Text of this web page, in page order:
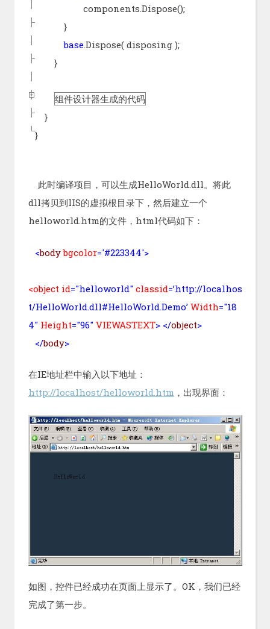
components.Dispose();
}
base.Dispose( disposing );
}
组件设计器生成的代码
}
}
此时编译项目，可以生成HelloWorld.dll。将此
dll拷贝到IIS的虚拟根目录下，然后建立一个
helloworld.htm的文件，html代码如下：
<bodybgcolor='#223344'>
<object id="helloworld"classid=’http://localhos
t/HelloWorld.dll#HelloWorld.Demo’ Width="18
4"Height="96"VIEWASTEXT> </object>
</body>
在IE地址栏中输入以下地址：
http://localhost/helloworld.htm ，出现界面：
如图，控件已经成功在页面上显示了。OK，我们已经
完成了第一步。